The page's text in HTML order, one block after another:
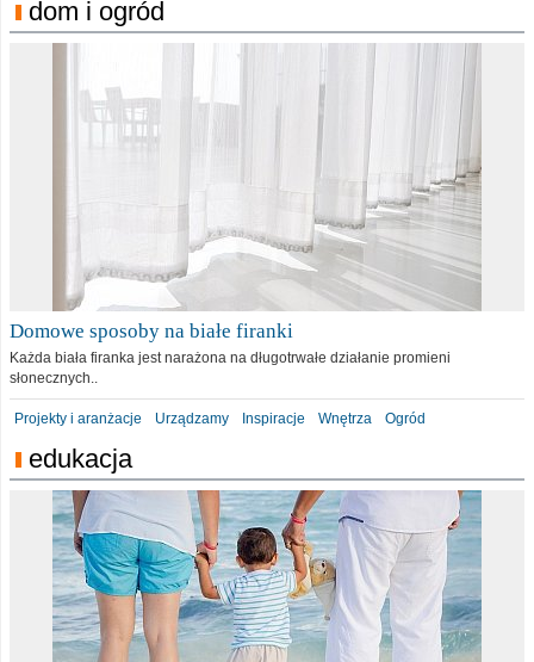
dom i ogród
Domowe sposoby na białe firanki
Każda biała firanka jest narażona na długotrwałe działanie promieni
słonecznych..
Projekty i aranżacje Urządzamy Inspiracje Wnętrza Ogród
edukacja